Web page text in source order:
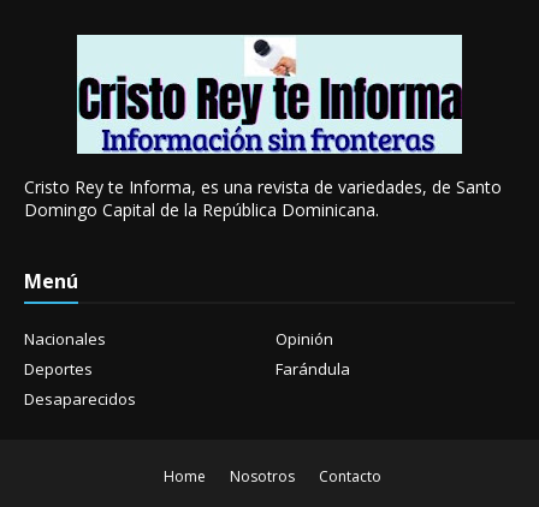
Cristo Rey te Informa, es una revista de variedades, de Santo
Domingo Capital de la República Dominicana.
Menú
Nacionales
Opinión
Deportes
Farándula
Desaparecidos
Home Nosotros
Contacto